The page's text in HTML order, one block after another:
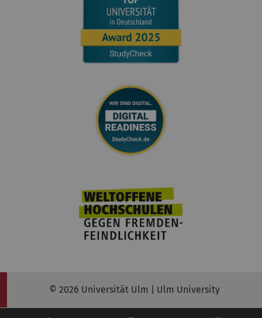
© 2026 Universität Ulm | Ulm University